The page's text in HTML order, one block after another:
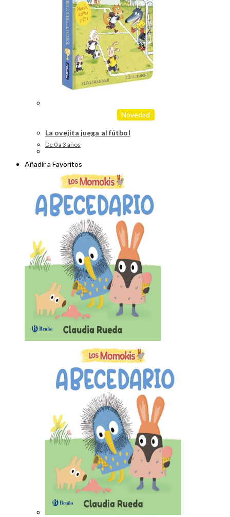
Novedad
La ovejita juega al fútbol
De 0 a 3 años
Añadir a Favoritos